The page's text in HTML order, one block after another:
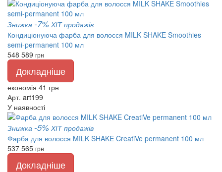
Знижка -7% ХІТ продажів
Кондиціонуюча фарба для волосся MILK SHAKE Smoothies
semi-permanent 100 мл
548 589 грн
Докладніше
економія 41 грн
Арт. art199
У наявності
Знижка -5% ХІТ продажів
Фарба для волосся MILK SHAKE CreatiVe permanent 100 мл
537 565 грн
Докладніше